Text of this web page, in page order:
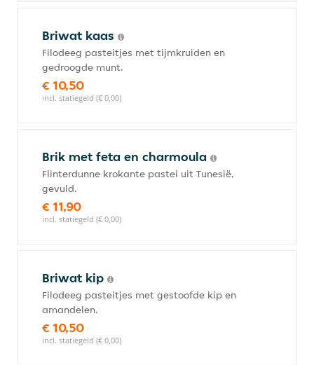
Briwat kaas
Filodeeg pasteitjes met tijmkruiden en
gedroogde munt.
€ 10,50
incl. statiegeld (€ 0,00)
Brik met feta en charmoula
Flinterdunne krokante pastei uit Tunesië,
gevuld.
€ 11,90
incl. statiegeld (€ 0,00)
Briwat kip
Filodeeg pasteitjes met gestoofde kip en
amandelen.
€ 10,50
incl. statiegeld (€ 0,00)